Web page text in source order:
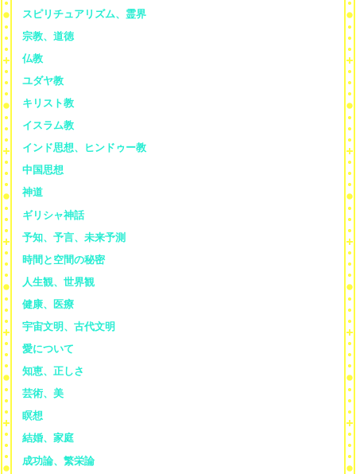
スピリチュアリズム、霊界
宗教、道徳
仏教
ユダヤ教
キリスト教
イスラム教
インド思想、ヒンドゥー教
中国思想
神道
ギリシャ神話
予知、予言、未来予測
時間と空間の秘密
人生観、世界観
健康、医療
宇宙文明、古代文明
愛について
知恵、正しさ
芸術、美
瞑想
結婚、家庭
成功論、繁栄論